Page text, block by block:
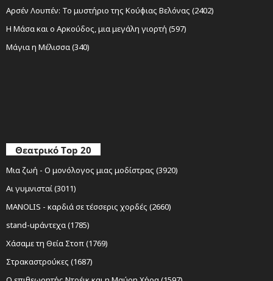
Αρσέν Λουπέν: Το μυστήριο της Κούφιας Βελόνας (2402)
Η Μάσα και ο Αρκούδος, μια μεγάλη γιορτή (597)
Μάγια η Μέλισσα (340)
Θεατρικό Top 20
Μια ζωή - Ο μονόλογος μιας μοδίστρας (3920)
Αι γυμνισταί (3011)
MANOLIS - καρδιά σε τέσσερις χορδές (2660)
stand-upάντεχα (1785)
Χάσαμε τη Θεία Στοπ (1769)
Στρακαστρούκες (1687)